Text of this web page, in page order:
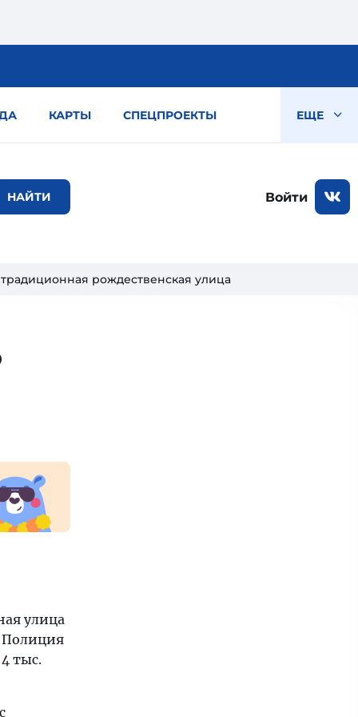
КАРТЫ СПЕЦПРОЕКТЫ ЕЩЕ
Войти
рождественская улица
улица
Полиция
тыс.